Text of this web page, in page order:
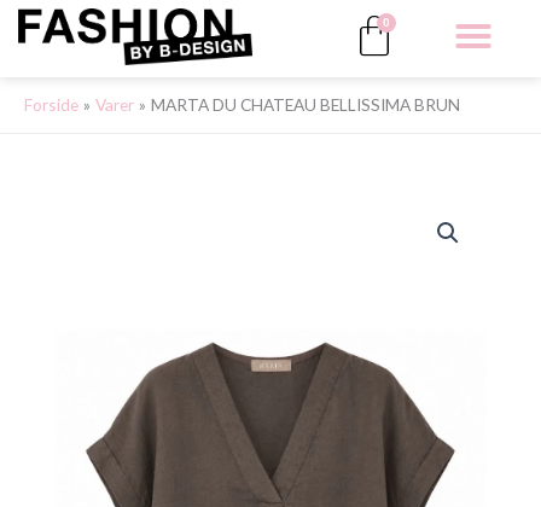
Gå
0
Kurv
Forside Varer MARTA DU CHATEAU BELLISSIMA BRUN